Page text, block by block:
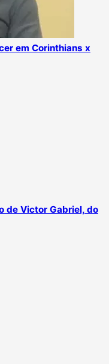
em Corinthians x
de Victor Gabriel, do